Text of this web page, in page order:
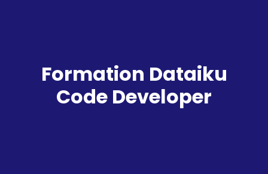
Formation Dataiku
Code Developer